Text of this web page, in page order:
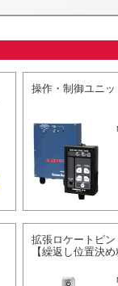
操作・制御ユニ
拡張ロケートピ
【繰返し位置決